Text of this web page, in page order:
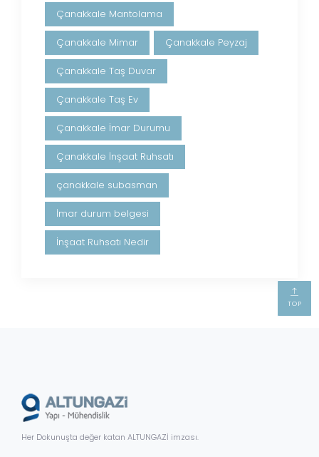
Çanakkale Mantolama
Çanakkale Mimar Çanakkale Peyzaj
Çanakkale Taş Duvar
Çanakkale Taş Ev
Çanakkale İmar Durumu
Çanakkale İnşaat Ruhsatı
çanakkale subasman
İmar durum belgesi
İnşaat Ruhsatı Nedir
Her Dokunuşta değer katan ALTUNGAZİ imzası.
TOP